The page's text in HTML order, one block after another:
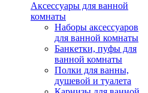
Аксессуары для ванной
комнаты
Наборы аксессуаров
для ванной комнаты
Банкетки, пуфы для
ванной комнаты
Полки для ванны,
душевой и туалета